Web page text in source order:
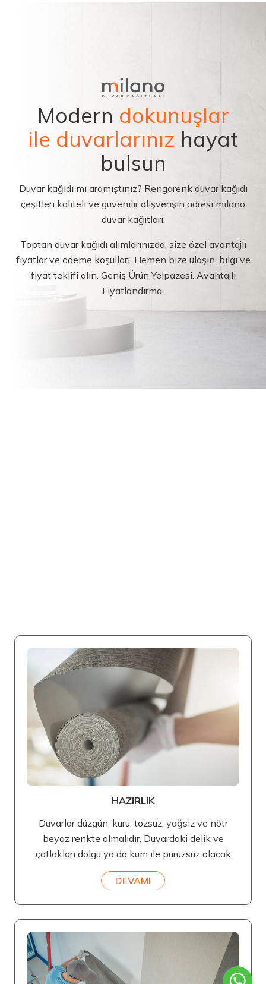
Modern dokunuşlar
ile duvarlarınız hayat
bulsun
Duvar kağıdı mı aramıştınız? Rengarenk duvar kağıdı
çeşitleri kaliteli ve güvenilir alışverişin adresi milano
duvar kağıtları.
Toptan duvar kağıdı alımlarınızda, size özel avantajlı
fiyatlar ve ödeme koşulları. Hemen bize ulaşın, bilgi ve
fiyat teklifi alın. Geniş Ürün Yelpazesi. Avantajlı
Fiyatlandırma.
HAZIRLIK
Duvarlar düzgün, kuru, tozsuz, yağsız ve nötr
beyaz renkte olmalıdır. Duvardaki delik ve
çatlakları dolgu ya da kum ile pürüzsüz olacak
DEVAMI